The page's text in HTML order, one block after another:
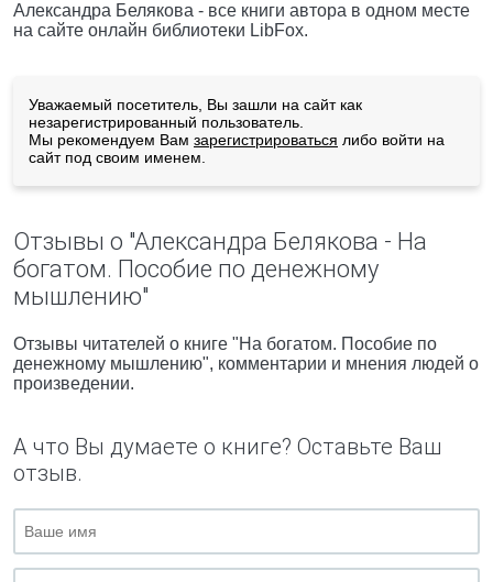
Александра Белякова - все книги автора в одном месте
на сайте онлайн библиотеки LibFox.
Уважаемый посетитель, Вы зашли на сайт как
незарегистрированный пользователь.
Мы рекомендуем Вам зарегистрироваться либо войти на
сайт под своим именем.
Отзывы о "Александра Белякова - На
богатом. Пособие по денежному
мышлению"
Отзывы читателей о книге "На богатом. Пособие по
денежному мышлению", комментарии и мнения людей о
произведении.
А что Вы думаете о книге? Оставьте Ваш
отзыв.